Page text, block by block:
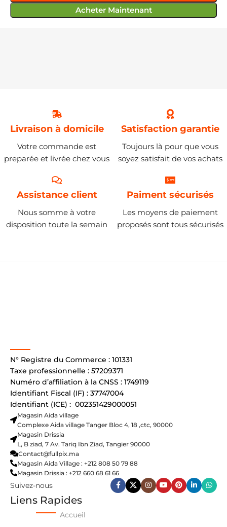
Acheter Maintenant
Livraison à domicile
Votre commande est
preparée et livrée chez vous
Satisfaction garantie
Toujours là pour que vous
soyez satisfait de vos achats
Assistance client
Nous somme à votre
disposition toute la semain
Paiment sécurisés
Les moyens de paiement
proposés sont tous sécurisés
N° Registre du Commerce : 101331
Taxe professionnelle : 57209371
Numéro d’affiliation à la CNSS : 1749119
Identifiant Fiscal (IF) : 37747004
Identifiant (ICE) : 002351429000051
Magasin Aida village
Complexe Aida village Tanger Bloc 4, 18 ,ctc, 90000
Magasin Drissia
L, B ziad, 7 Av. Tariq Ibn Ziad, Tangier 90000
Contact@fullpix.ma
Magasin Aida Village : +212 808 50 79 88
Magasin Drissia : +212 660 68 61 66
Suivez-nous
Liens Rapides
Accueil